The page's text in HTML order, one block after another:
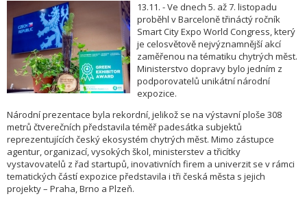
13.11. - Ve dnech 5. až 7. listopadu
proběhl v Barceloně třináctý ročník
Smart City Expo World Congress, který
je celosvětově nejvýznamnější akcí
zaměřenou na tématiku chytrých měst.
Ministerstvo dopravy bylo jedním z
podporovatelů unikátní národní
expozice.
Národní prezentace byla rekordní, jelikož se na výstavní ploše 308
metrů čtverečních představila téměř padesátka subjektů
reprezentujících český ekosystém chytrých měst. Mimo zástupce
agentur, organizací, vysokých škol, ministerstev a třicítky
vystavovatelů z řad startupů, inovativních firem a univerzit se v rámci
tematických částí expozice představila i tři česká města s jejich
projekty – Praha, Brno a Plzeň.